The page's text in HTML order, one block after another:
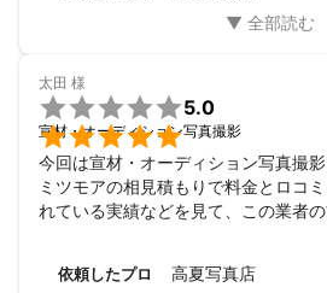
太田 様


5.0
宣材・オーディション写真撮影
今回は宣材・オーディション写真撮影
ミツモアの相見積もりで料金とロコ
れている実績などを見て、この業者
対しても専門用語を使わずに分かり
依頼したプロ 高夏写真店